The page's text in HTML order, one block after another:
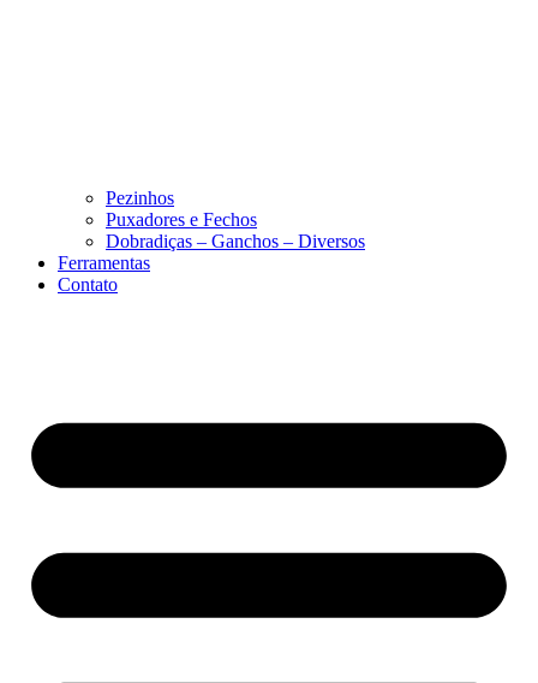
Pezinhos
Puxadores e Fechos
Dobradiças – Ganchos – Diversos
Ferramentas
Contato